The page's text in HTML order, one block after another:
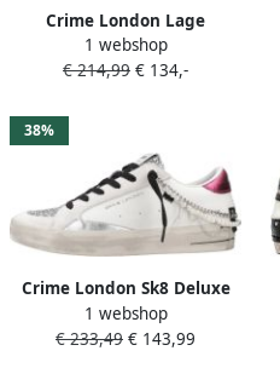
Crime London Lage
Sneakers Distressed White
1 webshop
€ 214,99 € 134,-
38%
Crime London Sk8 Deluxe
25101aa8 Schoenen Wit
Vrouw
1 webshop
€ 233,49 € 143,99